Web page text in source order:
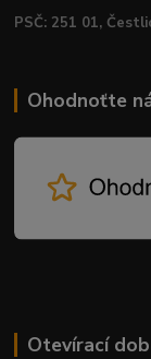
PSČ: 251 01,
Ohodnoťte
Otevírací